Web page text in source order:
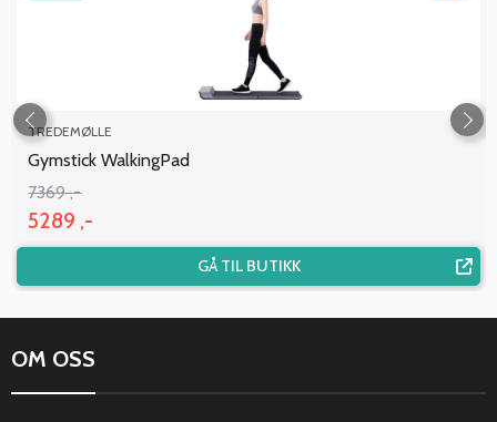
TREDEMØLLE
Gymstick WalkingPad
7369 ,-
5289 ,-
GÅ TIL BUTIKK
OM OSS